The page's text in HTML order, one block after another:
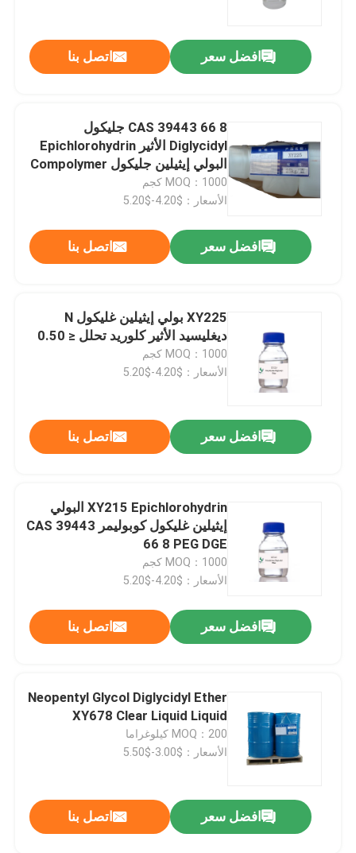
معلومات عنا
جولة في المعمل
افضل سعر اتصل بنا
CAS 39443 66 8 جليكول
Diglycidyl الأثير Epichlorohydrin
البولي إيثيلين جليكول Compolymer
MOQ：1000 كجم
الأسعار：$4.20-$5.20
افضل سعر اتصل بنا
XY225 بولي إيثيلين غليكول N
ديغليسيد الأثير كلوريد تحلل ≤ 0.50
MOQ：1000 كجم
الأسعار：$4.20-$5.20
افضل سعر اتصل بنا
XY215 Epichlorohydrin البولي
إيثيلين غليكول كوبوليمر CAS 39443
66 8 PEG DGE
MOQ：1000 كجم
الأسعار：$4.20-$5.20
افضل سعر اتصل بنا
Neopentyl Glycol Diglycidyl Ether
XY678 Clear Liquid Liquid
MOQ：200 كيلوغراما
الأسعار：$3.00-$5.50
افضل سعر اتصل بنا